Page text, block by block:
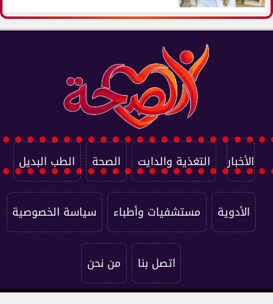
الأخبار التغذية والدايت الصحة الطب البديل
الأدوية مستشفيات وأطباء سياسة الخصوصية
اتصل بنا من نحن